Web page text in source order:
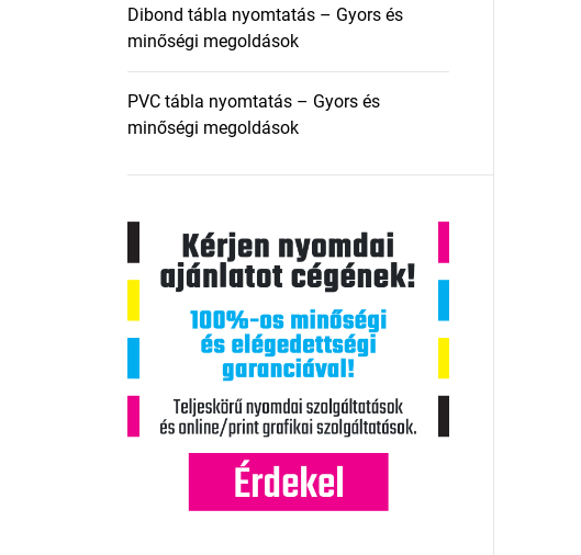
Dibond tábla nyomtatás – Gyors és
minőségi megoldások
PVC tábla nyomtatás – Gyors és
minőségi megoldások